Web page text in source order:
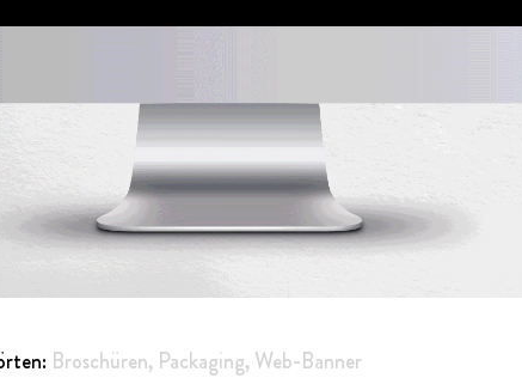
Broschüren, Packaging,Web-Banner